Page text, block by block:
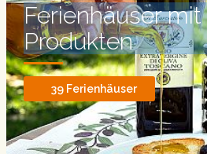
Ferienhäuser
Produkten
39 Ferienhäuser